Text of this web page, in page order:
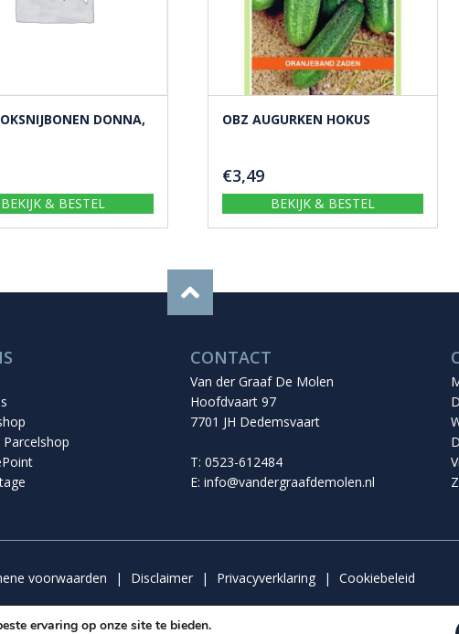
DONNA,
BEKIJK & BESTEL
OBZ AUGURKEN HOKUS
€3,49
BEKIJK & BESTEL
CONTACT
Van der Graaf De Molen
Hoofdvaart 97
7701 JH Dedemsvaart
T: 0523-612484
E: info@vandergraafdemolen.nl
voorwaarden | Disclaimer | Privacyverklaring | Cookiebeleid
ervaring op onze site te bieden.